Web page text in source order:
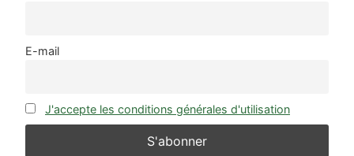
E-mail
J'accepte les conditions générales d'utilisation